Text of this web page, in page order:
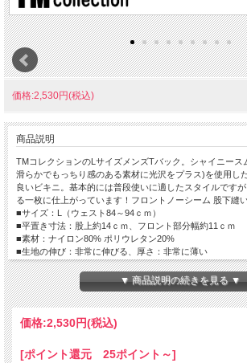
価格:2,530円(税込)
商品説明
TMコレクションのLサイズメンズTバック。シャイニース
滑らかでもっちり感のある素材に光沢をプラス)を使用し
良いビキニ。基本的には普段使いに適したスタイルです
る一枚に仕上がっています！フロントノーシーム 股下縫い
■サイズ：L（ウェスト84～94ｃｍ）
■平置き寸法：股上約14ｃｍ、フロント部分幅約11ｃｍ
■素材：ナイロン80% ポリウレタン20%
■生地の伸び：非常に伸びる、厚さ：非常に薄い
▼ 商品説明の続きを見る ▼
価格:2,530円(税込)
[ポイント還元 25ポイント～]